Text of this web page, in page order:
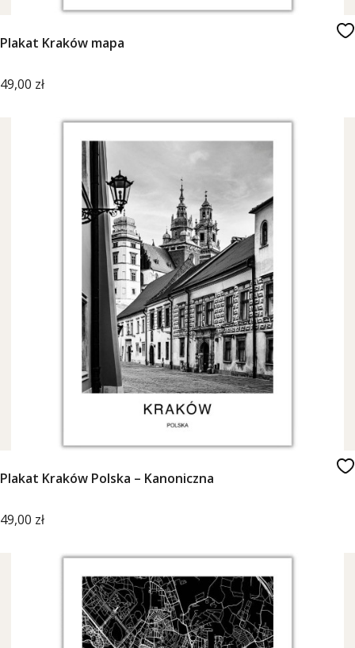
Plakat Kraków mapa
Cena
49,00 zł
Plakat Kraków Polska – Kanoniczna
Cena
49,00 zł